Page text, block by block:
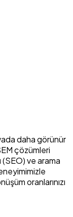
daha görünür
çözümleri
ve arama
oranlarınızı